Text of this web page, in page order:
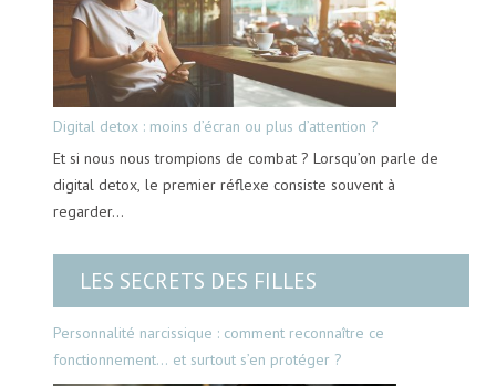
Digital detox : moins d’écran ou plus d’attention ?
Et si nous nous trompions de combat ? Lorsqu’on parle de
digital detox, le premier réflexe consiste souvent à
regarder…
LES SECRETS DES FILLES
Personnalité narcissique : comment reconnaître ce
fonctionnement… et surtout s’en protéger ?